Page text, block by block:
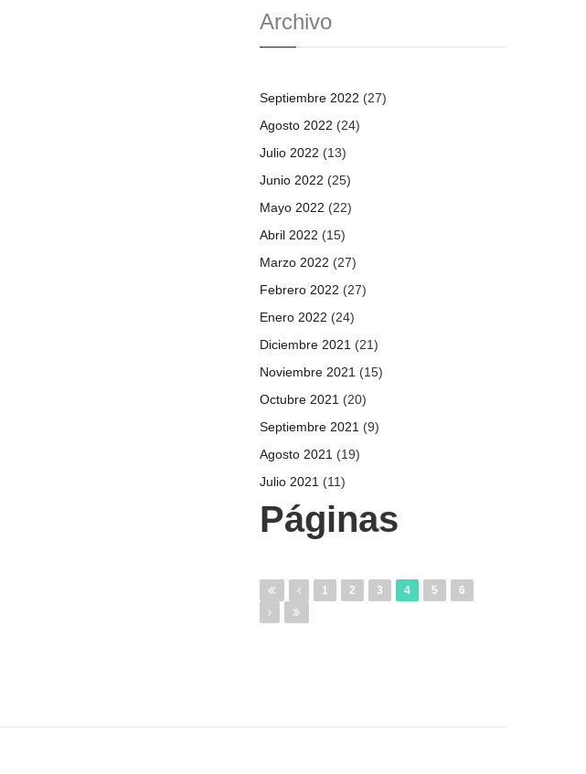
Archivo
Septiembre 2022 (27)
Agosto 2022 (24)
Julio 2022 (13)
Junio 2022 (25)
Mayo 2022 (22)
Abril 2022 (15)
Marzo 2022 (27)
Febrero 2022 (27)
Enero 2022 (24)
Diciembre 2021 (21)
Noviembre 2021 (15)
Octubre 2021 (20)
Septiembre 2021 (9)
Agosto 2021 (19)
Julio 2021 (11)
Páginas
1 2 3 4 5 6